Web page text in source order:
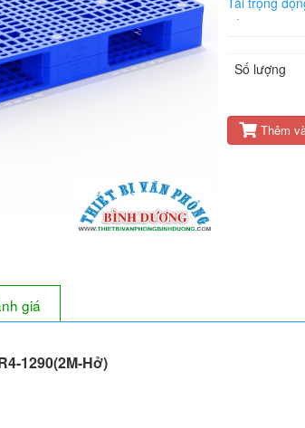
Tải trọng
Số lượng
Thêm
giá
1290(2M-Hở)